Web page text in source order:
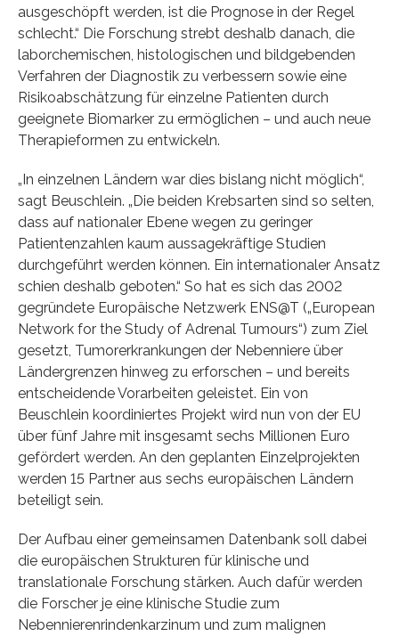
ausgeschöpft werden, ist die Prognose in der Regel
schlecht.“ Die Forschung strebt deshalb danach, die
laborchemischen, histologischen und bildgebenden
Verfahren der Diagnostik zu verbessern sowie eine
Risikoabschätzung für einzelne Patienten durch
geeignete Biomarker zu ermöglichen – und auch neue
Therapieformen zu entwickeln.
„In einzelnen Ländern war dies bislang nicht möglich“,
sagt Beuschlein. „Die beiden Krebsarten sind so selten,
dass auf nationaler Ebene wegen zu geringer
Patientenzahlen kaum aussagekräftige Studien
durchgeführt werden können. Ein internationaler Ansatz
schien deshalb geboten.“ So hat es sich das 2002
gegründete Europäische Netzwerk ENS@T („European
Network for the Study of Adrenal Tumours“) zum Ziel
gesetzt, Tumorerkrankungen der Nebenniere über
Ländergrenzen hinweg zu erforschen – und bereits
entscheidende Vorarbeiten geleistet. Ein von
Beuschlein koordiniertes Projekt wird nun von der EU
über fünf Jahre mit insgesamt sechs Millionen Euro
gefördert werden. An den geplanten Einzelprojekten
werden 15 Partner aus sechs europäischen Ländern
beteiligt sein.
Der Aufbau einer gemeinsamen Datenbank soll dabei
die europäischen Strukturen für klinische und
translationale Forschung stärken. Auch dafür werden
die Forscher je eine klinische Studie zum
Nebennierenrindenkarzinum und zum malignen